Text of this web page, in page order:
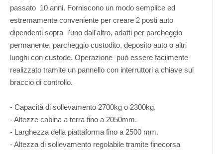
passato 10 anni. Forniscono un modo semplice ed
estremamente conveniente per creare 2 posti auto
dipendenti sopra l'uno dall'altro, adatti per parcheggio
permanente, parcheggio custodito, deposito auto o altri
luoghi con custode. Operazione può essere facilmente
realizzato tramite un pannello con interruttori a chiave sul
braccio di controllo.
- Capacità di sollevamento 2700kg o 2300kg.
- Altezze cabina a terra fino a 2050mm.
- Larghezza della piattaforma fino a 2500 mm.
- Altezza di sollevamento regolabile tramite finecorsa